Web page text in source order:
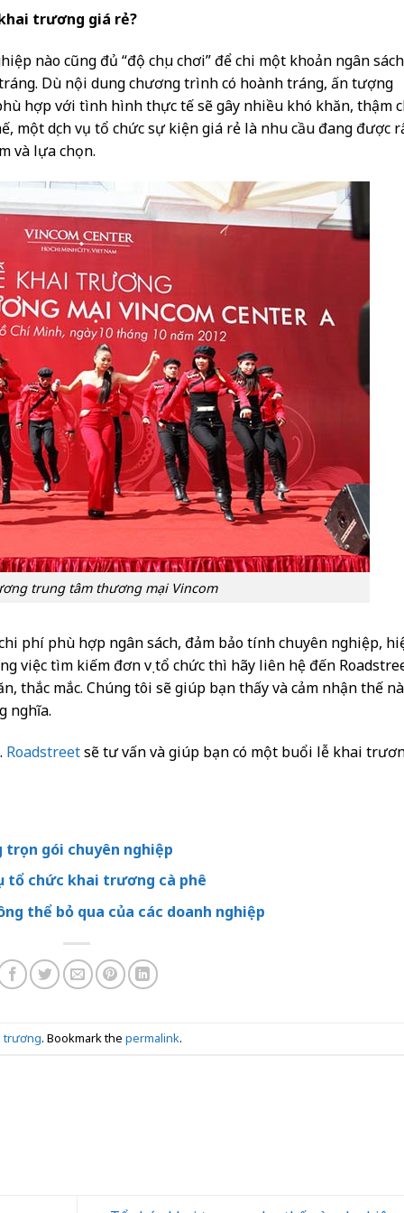
trương giá rẻ?
nào cũng đủ “độ chịu chơi” để chi một khoản ngân sách
Dù nội dung chương trình có hoành tráng, ấn tượng
hợp với tình hình thực tế sẽ gây nhiều khó khăn, thậm
một dịch vụ tổ chức sự kiện giá rẻ là nhu cầu đang được
và lựa chọn.
trung tâm thương mại Vincom
phí phù hợp ngân sách, đảm bảo tính chuyên nghiệp,
việc tìm kiếm đơn vị tổ chức thì hãy liên hệ đến
thắc mắc. Chúng tôi sẽ giúp bạn thấy và cảm nhận thế
nghĩa.
Roadstreetsẽ tư vấn và giúp bạn có một buổi lễ khai
gói chuyên nghiệp
tổ chức khai trương cà phê
thể bỏ qua của các doanh nghiệp
trương. Bookmark the permalink.